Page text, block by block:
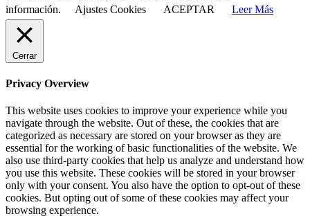
información.
Ajustes Cookies ACEPTAR Leer Más
Cerrar
Privacy Overview
This website uses cookies to improve your experience while you
navigate through the website. Out of these, the cookies that are
categorized as necessary are stored on your browser as they are
essential for the working of basic functionalities of the website. We
also use third-party cookies that help us analyze and understand how
you use this website. These cookies will be stored in your browser
only with your consent. You also have the option to opt-out of these
cookies. But opting out of some of these cookies may affect your
browsing experience.